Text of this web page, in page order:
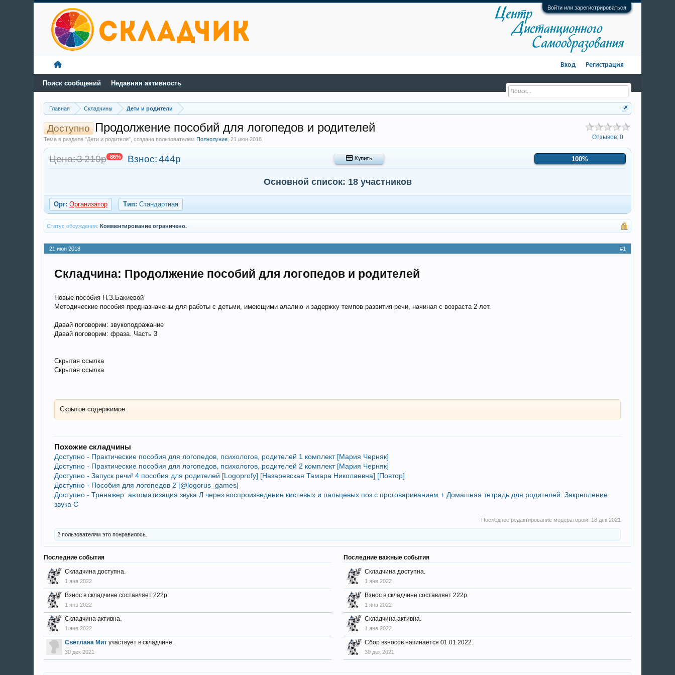
Войти или зарегистрироваться
Главная Складчины Дети и родители
Отзывов: 0
Доступно Продолжение пособий для логопедов и родителей
Тема в разделе "Дети и родители", создана пользователемПолнолуние ,21 июн 2018
Цена: 3 210р -86% Взнос:444р 100%
 Купить
Основной список: 18 участников
Орг: Организатор Тип: Стандартная
Статус обсуждения: Комментирование ограничено.
21 июн 2018 #1
Складчина: Продолжение пособий для логопедов и родителей
Новые пособия Н.З.Бакиевой
Методические пособия предназначены для работы с детьми, имеющими алалию и задержку темпов развития речи, начиная с возраста 2 лет.
Давай поговорим: звукоподражание
Давай поговорим: фраза. Часть 3
Скрытая ссылка
Скрытая ссылка
Скрытое содержимое.
Похожие складчины
Доступно - Практические пособия для логопедов, психологов, родителей 1 комплект [Мария Черняк]
Доступно - Практические пособия для логопедов, психологов, родителей 2 комплект [Мария Черняк]
Доступно - Запуск речи! 4 пособия для родителей [Logoprofy] [Назаревская Тамара Николаевна] [Повтор]
Доступно - Пособия для логопедов 2 [@logorus_games]
Доступно - Тренажер: автоматизация звука Л через воспроизведение кистевых и пальцевых поз с проговариванием + Домашняя тетрадь для родителей. Закрепление
звука С
Последнее редактирование модератором: 18 дек 2021
2 пользователям это понравилось.
Последние события
Складчина доступна.
1 янв 2022
Взнос в складчине составляет 222р.
1 янв 2022
Складчина активна.
1 янв 2022
Светлана Мит участвует в складчине.
30 дек 2021
Последние важные события
Складчина доступна.
1 янв 2022
Взнос в складчине составляет 222р.
1 янв 2022
Складчина активна.
1 янв 2022
Сбор взносов начинается 01.01.2022.
30 дек 2021
Поиск сообщений Недавняя активность
Вход Регистрация